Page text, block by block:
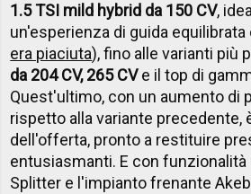
1.5 TSI mild hybrid da 150 CV,
un'esperienza di guida
era piaciuta), fino alle varianti più
da 204 CV, 265 CVe il top di
Quest'ultimo, con un aumento di
rispetto alla variante precedente,
dell'offerta, pronto a restituire
entusiasmanti. E con funzionalità
Splitter e l'impianto frenante